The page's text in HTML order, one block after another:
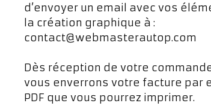
d’envoyer un email avec vos
la création graphique à :
contact@webmasterautop.com
Dès réception de votre
vous enverrons votre facture par
PDF que vous pourrez imprimer.